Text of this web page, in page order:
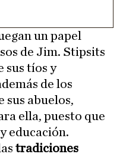
un papel
de Jim. Stipsits
sus tíos y
de los
sus abuelos,
ella, puesto que
educación.
tradiciones